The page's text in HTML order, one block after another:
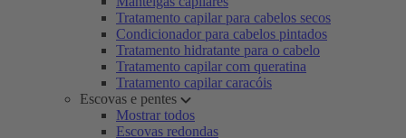
Tratamento capilar para cabelos secos
Condicionador para cabelos pintados
Tratamento hidratante para o cabelo
Tratamento capilar com queratina
Tratamento capilar caracóis
Escovas e pentes
Mostrar todos
Escovas redondas